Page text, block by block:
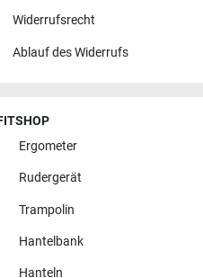
Widerrufsrecht
Ablauf des Widerrufs
Ergometer
Rudergerät
Trampolin
Hantelbank
Hanteln